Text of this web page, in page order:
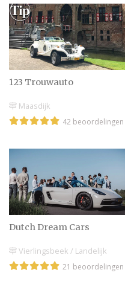
123 Trouwauto
Maasdijk
42 beoordelingen
Dutch Dream Cars
Vierlingsbeek / Landelijk
21 beoordelingen